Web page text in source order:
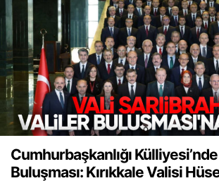
Cumhurbaşkanlığı
Buluşması: Kırıkkale Valisi